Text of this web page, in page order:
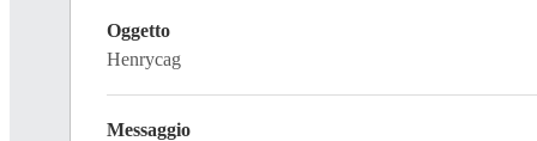
Oggetto
Henrycag
Messaggio